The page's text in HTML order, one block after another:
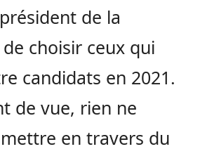
de la
choisir ceux qui
candidats en 2021.
de vue, rien ne
en travers du